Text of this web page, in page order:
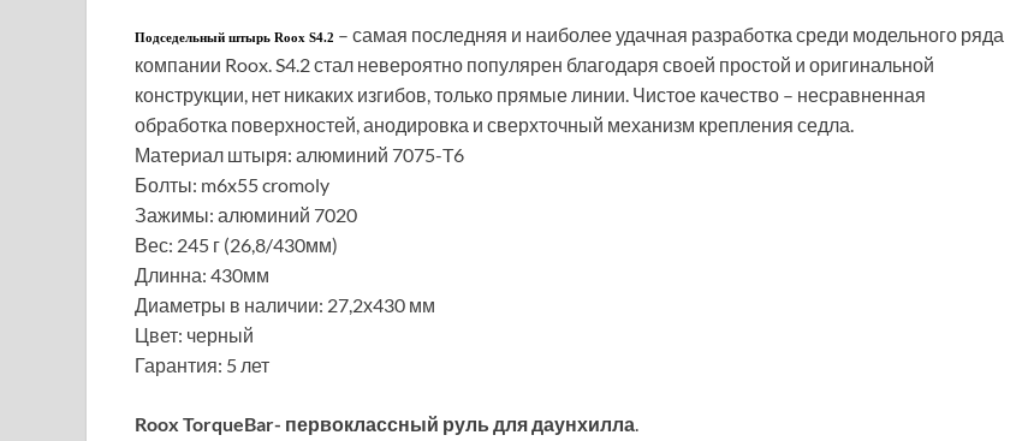
Подседельный штырь Roox S4.2 – самая последняя и наиболее удачная разработка среди модельного ряда
компании Roox. S4.2 стал невероятно популярен благодаря своей простой и оригинальной
конструкции, нет никаких изгибов, только прямые линии. Чистое качество – несравненная
обработка поверхностей, анодировка и сверхточный механизм крепления седла.
Материал штыря: алюминий 7075-T6
Болты: m6x55 cromoly
Зажимы: алюминий 7020
Вес: 245 г (26,8/430мм)
Длинна: 430мм
Диаметры в наличии: 27,2х430 мм
Цвет: черный
Гарантия: 5 лет
Roox TorqueBar- первоклассный руль для даунхилла.